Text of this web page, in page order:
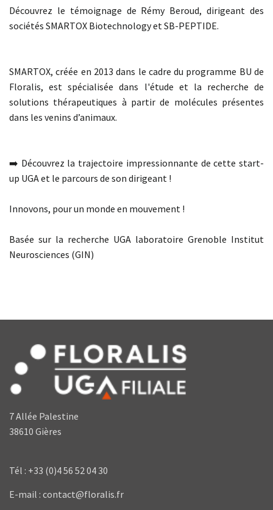
Découvrez le témoignage de Rémy Beroud, dirigeant des
sociétés SMARTOX Biotechnology et SB-PEPTIDE.
SMARTOX, créée en 2013 dans le cadre du programme BU de
Floralis, est spécialisée dans l'étude et la recherche de
solutions thérapeutiques à partir de molécules présentes
dans les venins d’animaux.
➡️ Découvrez la trajectoire impressionnante de cette start-
up UGA et le parcours de son dirigeant !
Innovons, pour un monde en mouvement !
Basée sur la recherche UGA laboratoire Grenoble Institut
Neurosciences (GIN)
7 Allée Palestine
38610 Gières
Tél : +33 (0)4 56 52 04 30
E-mail : contact@floralis.fr